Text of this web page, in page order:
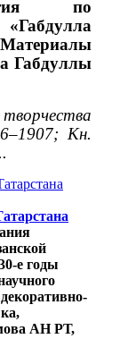
по
Габдуллы
Кн.
е годы
АН РТ,